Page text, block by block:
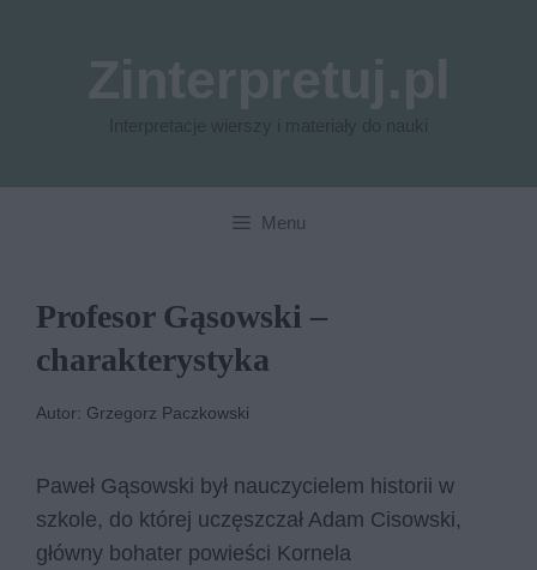
Menu
Profesor Gąsowski –
charakterystyka
Autor: Grzegorz Paczkowski
Paweł Gąsowski był nauczycielem historii w
szkole, do której uczęszczał Adam Cisowski,
główny bohater powieści Kornela